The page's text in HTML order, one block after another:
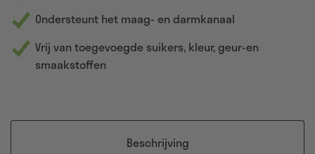
Ondersteunt het maag- en darmkanaal
Vrij van toegevoegde suikers, kleur, geur-en
smaakstoffen
Beschrijving